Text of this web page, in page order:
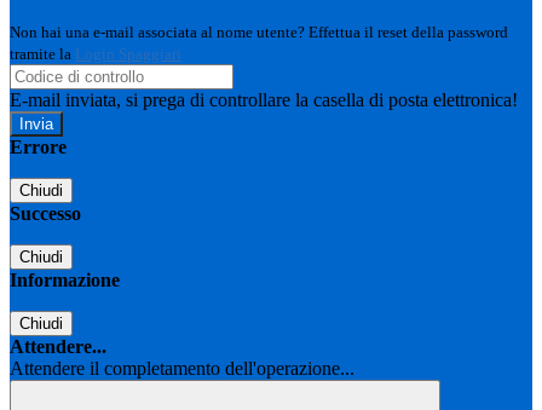
Non hai una e-mail associata al nome utente? Effettua il reset della password
tramite la Login Spaggiari
E-mail inviata, si prega di controllare la casella di posta elettronica!
Errore
Chiudi
Successo
Chiudi
Informazione
Chiudi
Attendere...
Attendere il completamento dell'operazione...